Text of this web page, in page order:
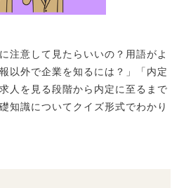
注意して見たらいいの？用語がよ
以外で企業を知るには？」「内定
人を見る段階から内定に至るまで
知識についてクイズ形式でわかり